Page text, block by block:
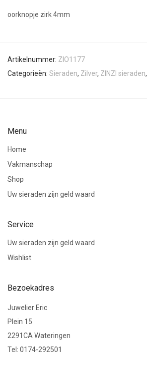
oorknopje zirk 4mm
Artikelnummer: ZIO1177
Categorieën: Sieraden, Zilver, ZINZI sieraden,
Menu
Home
Vakmanschap
Shop
Uw sieraden zijn geld waard
Service
Uw sieraden zijn geld waard
Wishlist
Bezoekadres
Juwelier Eric
Plein 15
2291CA Wateringen
Tel: 0174-292501